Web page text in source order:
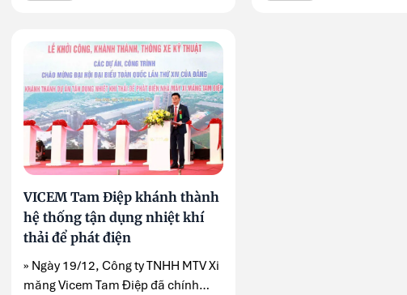
VICEM Tam Điệp khánh thành
hệ thống tận dụng nhiệt khí
thải để phát điện
» Ngày 19/12, Công ty TNHH MTV Xi
măng Vicem Tam Điệp đã chính